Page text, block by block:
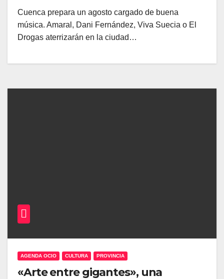
Cuenca prepara un agosto cargado de buena
música. Amaral, Dani Fernández, Viva Suecia o El
Drogas aterrizarán en la ciudad…
AGENDA OCIO CULTURA PROVINCIA
«Arte entre gigantes», una